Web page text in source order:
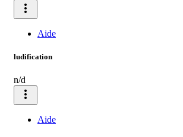
more_vert
Aide
ludification
n/d
more_vert
Aide